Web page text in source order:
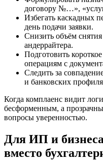
договору №…»,
Избегать каскадных
день подачи заявки.
Снизить объём
андеррайтера.
Подготовить
операциям с
Следить за
и банковских
Когда комплаенс видит
бесформенным, а
вопросы уверенностью.
Для ИП и
вместо